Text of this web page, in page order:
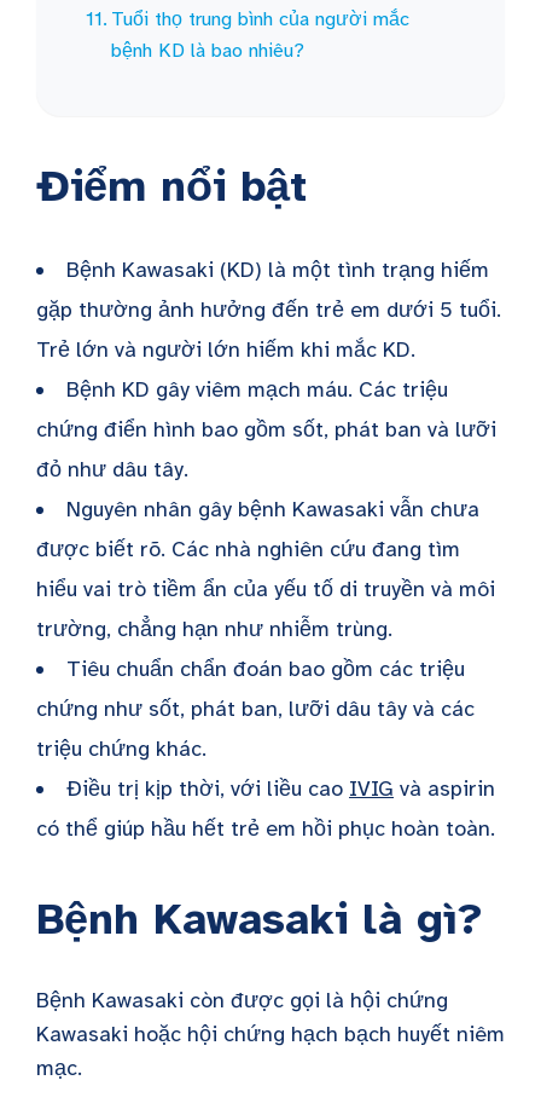
Tuổi thọ trung bình của người mắc
bệnh KD là bao nhiêu?
Điểm nổi bật
Bệnh Kawasaki (KD) là một tình trạng hiếm
gặp thường ảnh hưởng đến trẻ em dưới 5 tuổi.
Trẻ lớn và người lớn hiếm khi mắc KD.
Bệnh KD gây viêm mạch máu. Các triệu
chứng điển hình bao gồm sốt, phát ban và lưỡi
đỏ như dâu tây.
Nguyên nhân gây bệnh Kawasaki vẫn chưa
được biết rõ. Các nhà nghiên cứu đang tìm
hiểu vai trò tiềm ẩn của yếu tố di truyền và môi
trường, chẳng hạn như nhiễm trùng.
Tiêu chuẩn chẩn đoán bao gồm các triệu
chứng như sốt, phát ban, lưỡi dâu tây và các
triệu chứng khác.
Điều trị kịp thời, với liều cao IVIG và aspirin
có thể giúp hầu hết trẻ em hồi phục hoàn toàn.
Bệnh Kawasaki là gì?
Bệnh Kawasaki còn được gọi là hội chứng
Kawasaki hoặc hội chứng hạch bạch huyết niêm
mạc.